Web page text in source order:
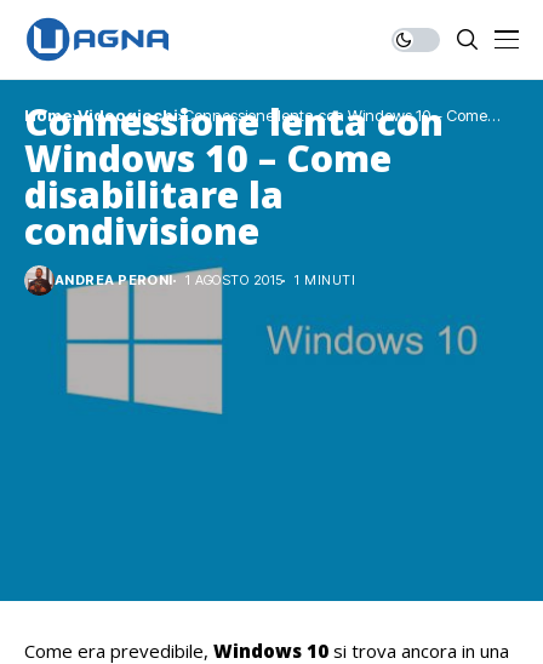
Home Videogiochi Connessione lenta con Windows 10 – Come
disabilitare la condivisione
Connessione lenta con
Windows 10 – Come
disabilitare la
condivisione
ANDREA PERONI 1 AGOSTO 2015 1 MINUTI
Come era prevedibile, Windows 10 si trova ancora in una